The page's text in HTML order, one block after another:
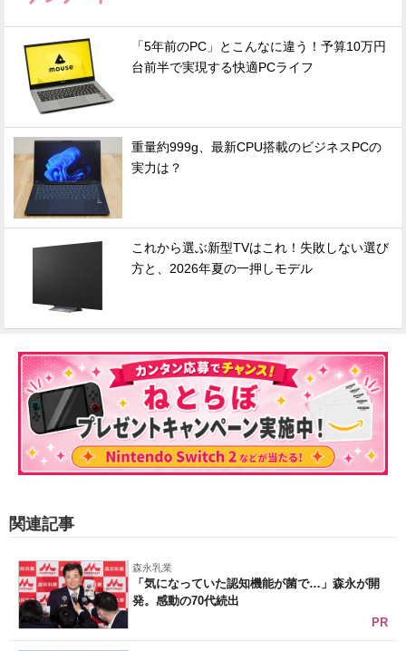
「5年前のPC」とこんなに違う！予算10万円
台前半で実現する快適PCライフ
重量約999g、最新CPU搭載のビジネスPCの
実力は？
これから選ぶ新型TVはこれ！失敗しない選び
方と、2026年夏の一押しモデル
関連記事
森永乳業
「気になっていた認知機能が菌で…」森永が開
発。感動の70代続出
PR